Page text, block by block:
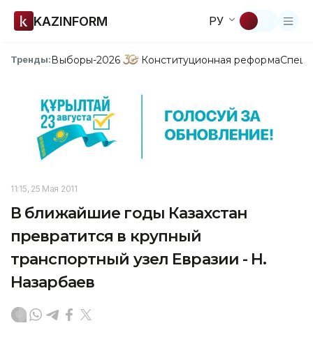
KAZINFORM РУ
Тренды:Выборы-2026 Конституционная реформа
11:15, 25 Мая 2011
В ближайшие годы Казахстан
превратится в крупный
транспортный узел Евразии - Н.
Назарбаев